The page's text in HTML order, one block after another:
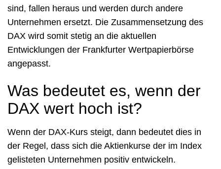
sind, fallen heraus und werden durch andere
Unternehmen ersetzt. Die Zusammensetzung des
DAX wird somit stetig an die aktuellen
Entwicklungen der Frankfurter Wertpapierbörse
angepasst.
Was bedeutet es, wenn der
DAX wert hoch ist?
Wenn der DAX-Kurs steigt, dann bedeutet dies in
der Regel, dass sich die Aktienkurse der im Index
gelisteten Unternehmen positiv entwickeln.